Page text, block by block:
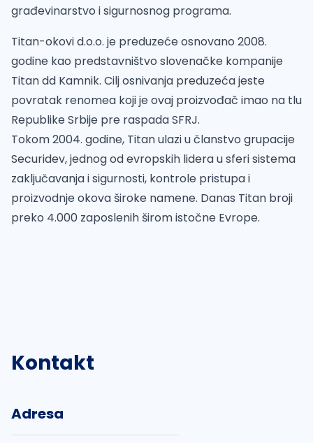
građevinarstvo i sigurnosnog programa.
Titan-okovi d.o.o. je preduzeće osnovano 2008.
godine kao predstavništvo slovenačke kompanije
Titan dd Kamnik. Cilj osnivanja preduzeća jeste
povratak renomea koji je ovaj proizvođač imao na tlu
Republike Srbije pre raspada SFRJ.
Tokom 2004. godine, Titan ulazi u članstvo grupacije
Securidev, jednog od evropskih lidera u sferi sistema
zaključavanja i sigurnosti, kontrole pristupa i
proizvodnje okova široke namene. Danas Titan broji
preko 4.000 zaposlenih širom istočne Evrope.
Kontakt
Adresa